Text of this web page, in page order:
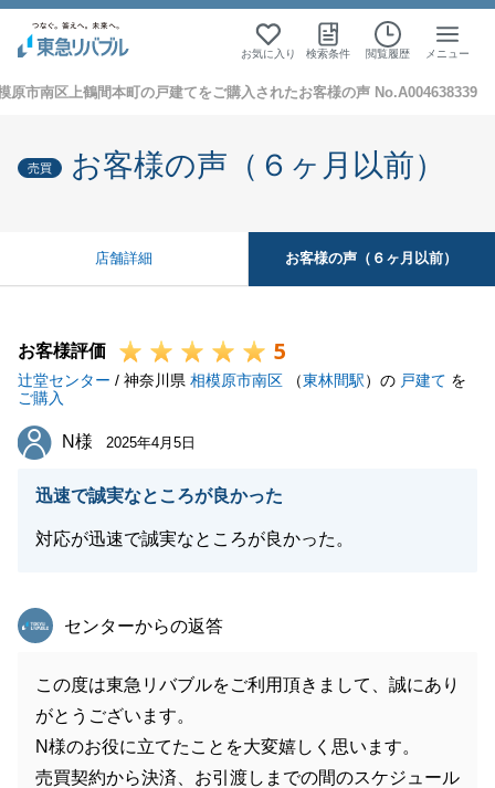
お気に入り 検索条件 閲覧履歴 メニュー
原市南区上鶴間本町の戸建てをご購入されたお客様の声 No.A004638339
売買 お客様の声（６ヶ月以前）
店舗詳細 お客様の声（６ヶ月以前）
お客様評価 5
辻堂センター / 神奈川県 相模原市南区 （東林間駅）の 戸建て を
ご購入
N様
N様 2025年4月5日
迅速で誠実なところが良かった
対応が迅速で誠実なところが良かった。
東急リバブル
センターからの返答
この度は東急リバブルをご利用頂きまして、誠にあり
がとうございます。
N様のお役に立てたことを大変嬉しく思います。
売買契約から決済、お引渡しまでの間のスケジュール